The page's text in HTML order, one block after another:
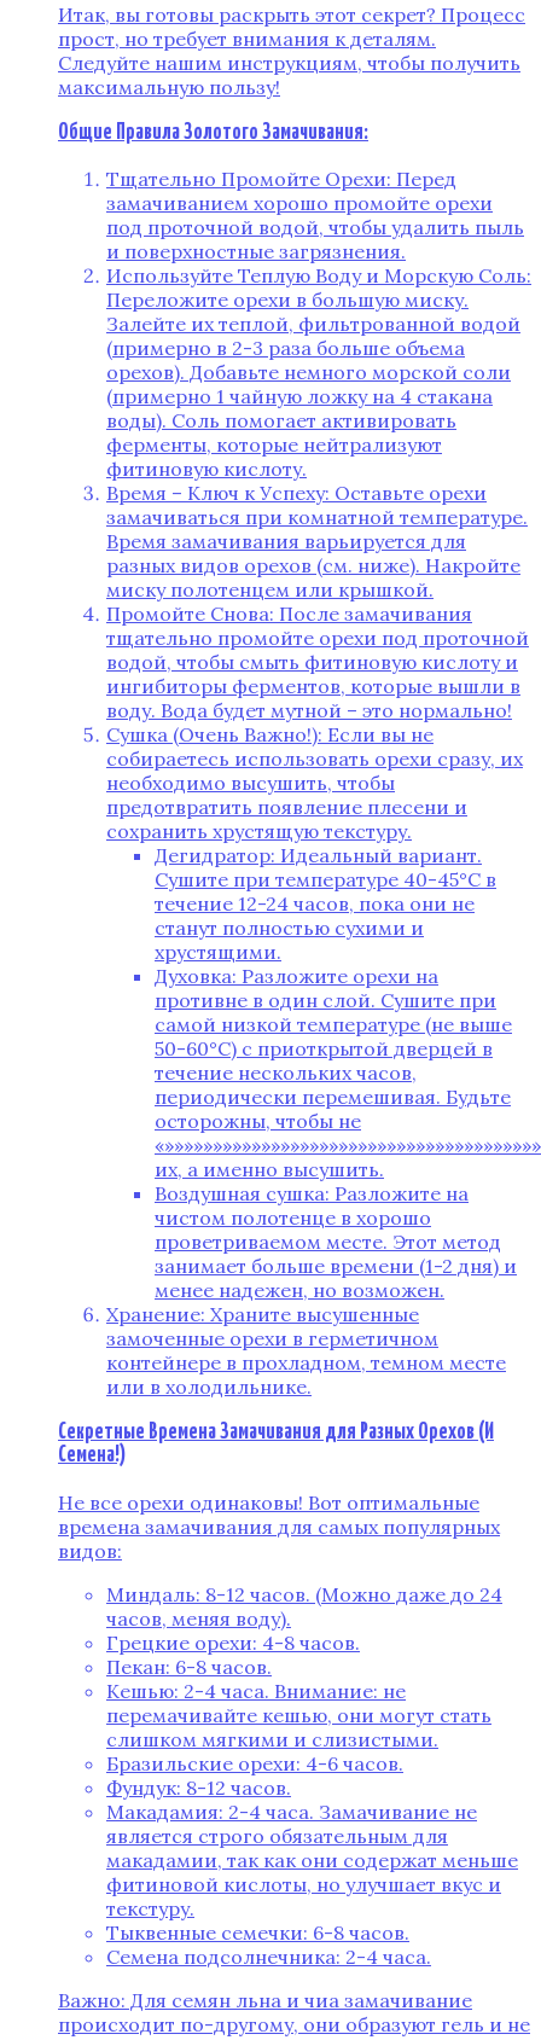
Итак, вы готовы раскрыть этот секрет? Процесс
прост, но требует внимания к деталям.
Следуйте нашим инструкциям, чтобы получить
максимальную пользу!
Общие Правила Золотого Замачивания:
Тщательно Промойте Орехи: Перед
замачиванием хорошо промойте орехи
под проточной водой, чтобы удалить пыль
и поверхностные загрязнения.
Используйте Теплую Воду и Морскую Соль:
Переложите орехи в большую миску.
Залейте их теплой, фильтрованной водой
(примерно в 2-3 раза больше объема
орехов). Добавьте немного морской соли
(примерно 1 чайную ложку на 4 стакана
воды). Соль помогает активировать
ферменты, которые нейтрализуют
фитиновую кислоту.
Время – Ключ к Успеху: Оставьте орехи
замачиваться при комнатной температуре.
Время замачивания варьируется для
разных видов орехов (см. ниже). Накройте
миску полотенцем или крышкой.
Промойте Снова: После замачивания
тщательно промойте орехи под проточной
водой, чтобы смыть фитиновую кислоту и
ингибиторы ферментов, которые вышли в
воду. Вода будет мутной – это нормально!
Сушка (Очень Важно!): Если вы не
собираетесь использовать орехи сразу, их
необходимо высушить, чтобы
предотвратить появление плесени и
сохранить хрустящую текстуру.
Дегидратор: Идеальный вариант.
Сушите при температуре 40-45°C в
течение 12-24 часов, пока они не
станут полностью сухими и
хрустящими.
Духовка: Разложите орехи на
противне в один слой. Сушите при
самой низкой температуре (не выше
50-60°C) с приоткрытой дверцей в
течение нескольких часов,
периодически перемешивая. Будьте
осторожны, чтобы не
их, а именно высушить.
Воздушная сушка: Разложите на
чистом полотенце в хорошо
проветриваемом месте. Этот метод
занимает больше времени (1-2 дня) и
менее надежен, но возможен.
Хранение: Храните высушенные
замоченные орехи в герметичном
контейнере в прохладном, темном месте
или в холодильнике.
Секретные Времена Замачивания для Разных Орехов (И
Семена!)
Не все орехи одинаковы! Вот оптимальные
времена замачивания для самых популярных
видов:
Миндаль: 8-12 часов. (Можно даже до 24
часов, меняя воду).
Грецкие орехи: 4-8 часов.
Пекан: 6-8 часов.
Кешью: 2-4 часа. Внимание: не
перемачивайте кешью, они могут стать
слишком мягкими и слизистыми.
Бразильские орехи: 4-6 часов.
Фундук: 8-12 часов.
Макадамия: 2-4 часа. Замачивание не
является строго обязательным для
макадамии, так как они содержат меньше
фитиновой кислоты, но улучшает вкус и
текстуру.
Тыквенные семечки: 6-8 часов.
Семена подсолнечника: 2-4 часа.
Важно: Для семян льна и чиа замачивание
происходит по-другому, они образуют гель и не